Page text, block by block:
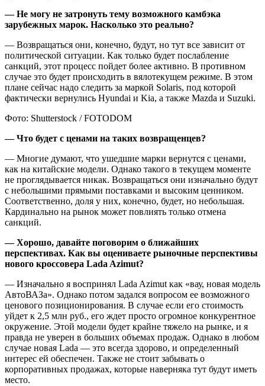
— Не могу не затронуть тему возможного камбэка
зарубежных марок. Насколько это реально?
— Возвращаться они, конечно, будут, но тут все зависит от
политической ситуации. Как только будет послабление
санкций, этот процесс пойдет более активно. В противном
случае это будет происходить в вялотекущем режиме. В этом
плане сейчас надо следить за маркой Solaris, под которой
фактически вернулись Hyundai и Kia, а также Mazda и Suzuki.
Фото: Shutterstock / FOTODOM
— Что будет с ценами на таких возвращенцев?
— Многие думают, что ушедшие марки вернутся с ценами,
как на китайские модели. Однако такого в текущем моменте
не проглядывается никак. Возвращаться они изначально будут
с небольшими прямыми поставками и высоким ценником.
Соответственно, доля у них, конечно, будет, но небольшая.
Кардинально на рынок может повлиять только отмена
санкций.
— Хорошо, давайте поговорим о ближайших
перспективах. Как вы оцениваете рыночные перспективы
нового кроссовера Lada Azimut?
— Изначально я воспринял Lada Azimut как «вау, новая модель
АвтоВАЗа». Однако потом задался вопросом ее возможного
ценового позиционирования. В случае если его стоимость
уйдет к 2,5 млн руб., его ждет просто огромное конкурентное
окружение. Этой модели будет крайне тяжело на рынке, и я
правда не уверен в больших объемах продаж. Однако в любом
случае новая Lada — это всегда здорово, и определенный
интерес ей обеспечен. Также не стоит забывать о
корпоративных продажах, которые наверняка тут будут иметь
место.